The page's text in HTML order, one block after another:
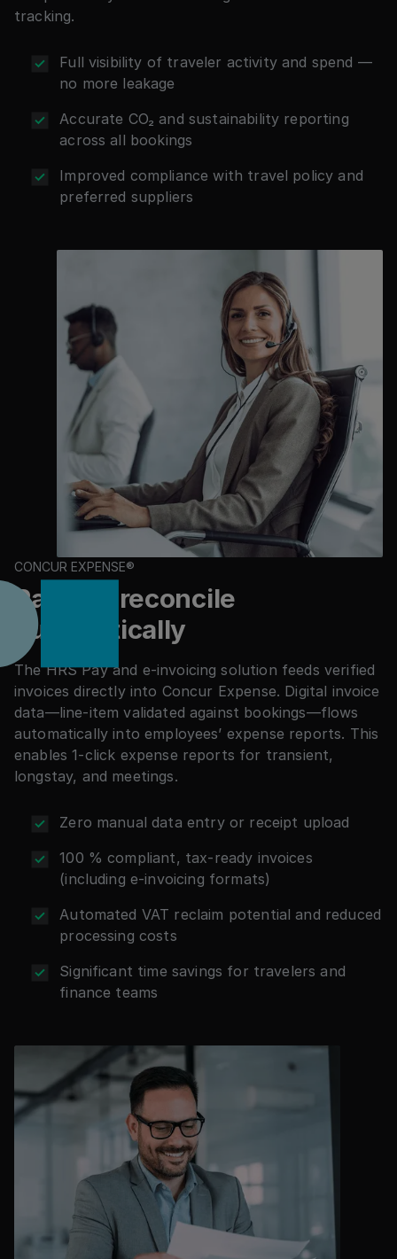
tracking.
Full visibility of traveler activity and spend —
no more leakage
Accurate CO₂ and sustainability reporting
across all bookings
Improved compliance with travel policy and
preferred suppliers
CONCUR EXPENSE®
Pay and reconcile
automatically
The HRS Pay and e-invoicing solution feeds verified
invoices directly into Concur Expense. Digital invoice
data—line-item validated against bookings—flows
automatically into employees’ expense reports. This
enables 1-click expense reports for transient,
longstay, and meetings.
Zero manual data entry or receipt upload
100 % compliant, tax-ready invoices
(including e-invoicing formats)
Automated VAT reclaim potential and reduced
processing costs
Significant time savings for travelers and
finance teams